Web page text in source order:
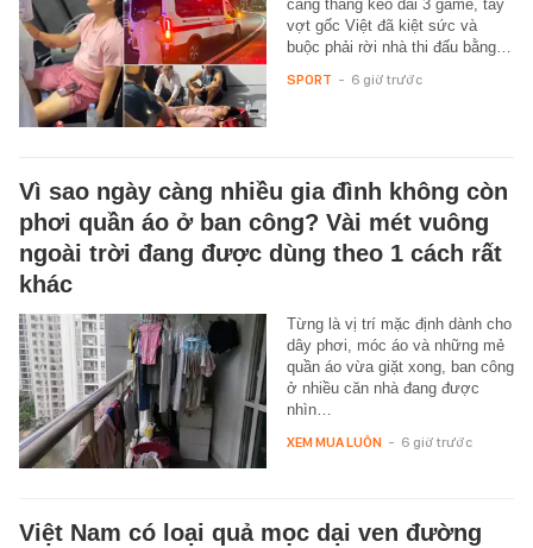
căng thẳng kéo dài 3 game, tay
vợt gốc Việt đã kiệt sức và
buộc phải rời nhà thi đấu bằng…
SPORT - 6 giờ trước
Vì sao ngày càng nhiều gia đình không còn
phơi quần áo ở ban công? Vài mét vuông
ngoài trời đang được dùng theo 1 cách rất
khác
Từng là vị trí mặc định dành cho
dây phơi, móc áo và những mẻ
quần áo vừa giặt xong, ban công
ở nhiều căn nhà đang được
nhìn…
XEM MUA LUÔN - 6 giờ trước
Việt Nam có loại quả mọc dại ven đường